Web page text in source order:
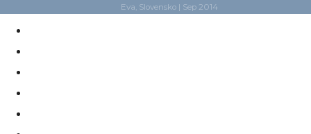
Eva, Slovensko | Sep 2014